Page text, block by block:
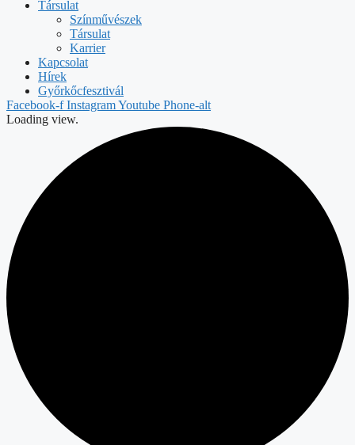
Társulat
Színművészek
Társulat
Karrier
Kapcsolat
Hírek
Győrkőcfesztivál
Facebook-f InstagramYoutube Phone-alt
Loading view.